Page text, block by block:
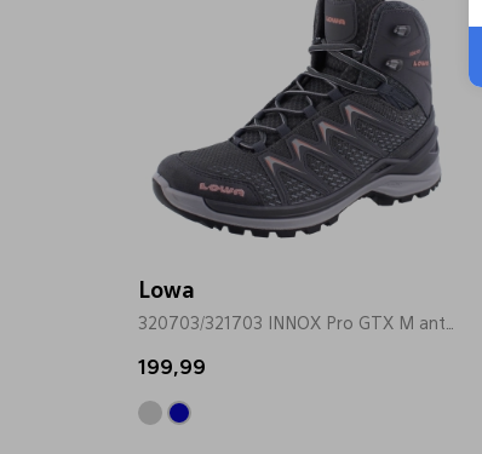
Lowa
320703/321703 INNOX Pro GTX M antrasiet
199,99